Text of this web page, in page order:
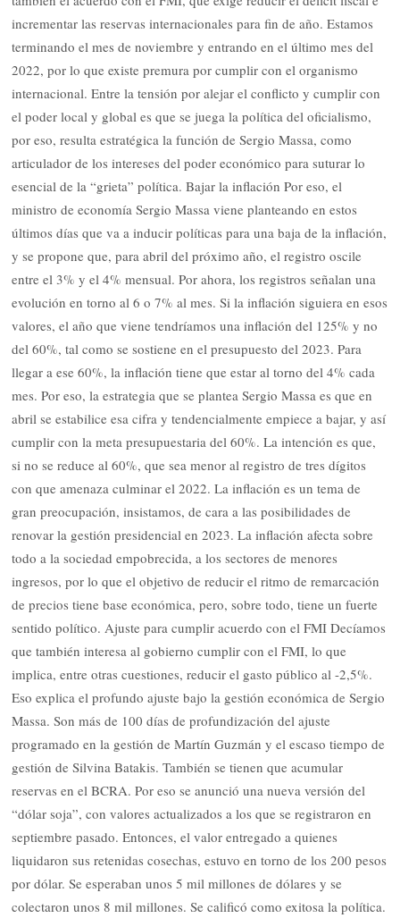
incrementar las reservas internacionales para fin de año. Estamos
terminando el mes de noviembre y entrando en el último mes del
2022, por lo que existe premura por cumplir con el organismo
internacional. Entre la tensión por alejar el conflicto y cumplir con
el poder local y global es que se juega la política del oficialismo,
por eso, resulta estratégica la función de Sergio Massa, como
articulador de los intereses del poder económico para suturar lo
esencial de la “grieta” política. Bajar la inflación Por eso, el
ministro de economía Sergio Massa viene planteando en estos
últimos días que va a inducir políticas para una baja de la inflación,
y se propone que, para abril del próximo año, el registro oscile
entre el 3% y el 4% mensual. Por ahora, los registros señalan una
evolución en torno al 6 o 7% al mes. Si la inflación siguiera en esos
valores, el año que viene tendríamos una inflación del 125% y no
del 60%, tal como se sostiene en el presupuesto del 2023. Para
llegar a ese 60%, la inflación tiene que estar al torno del 4% cada
mes. Por eso, la estrategia que se plantea Sergio Massa es que en
abril se estabilice esa cifra y tendencialmente empiece a bajar, y así
cumplir con la meta presupuestaria del 60%. La intención es que,
si no se reduce al 60%, que sea menor al registro de tres dígitos
con que amenaza culminar el 2022. La inflación es un tema de
gran preocupación, insistamos, de cara a las posibilidades de
renovar la gestión presidencial en 2023. La inflación afecta sobre
todo a la sociedad empobrecida, a los sectores de menores
ingresos, por lo que el objetivo de reducir el ritmo de remarcación
de precios tiene base económica, pero, sobre todo, tiene un fuerte
sentido político. Ajuste para cumplir acuerdo con el FMI Decíamos
que también interesa al gobierno cumplir con el FMI, lo que
implica, entre otras cuestiones, reducir el gasto público al -2,5%.
Eso explica el profundo ajuste bajo la gestión económica de Sergio
Massa. Son más de 100 días de profundización del ajuste
programado en la gestión de Martín Guzmán y el escaso tiempo de
gestión de Silvina Batakis. También se tienen que acumular
reservas en el BCRA. Por eso se anunció una nueva versión del
“dólar soja”, con valores actualizados a los que se registraron en
septiembre pasado. Entonces, el valor entregado a quienes
liquidaron sus retenidas cosechas, estuvo en torno de los 200 pesos
por dólar. Se esperaban unos 5 mil millones de dólares y se
colectaron unos 8 mil millones. Se calificó como exitosa la política.